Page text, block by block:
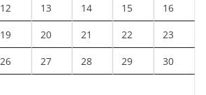
12 13 14 15 16
19 20 21 22 23
26 27 28 29 30